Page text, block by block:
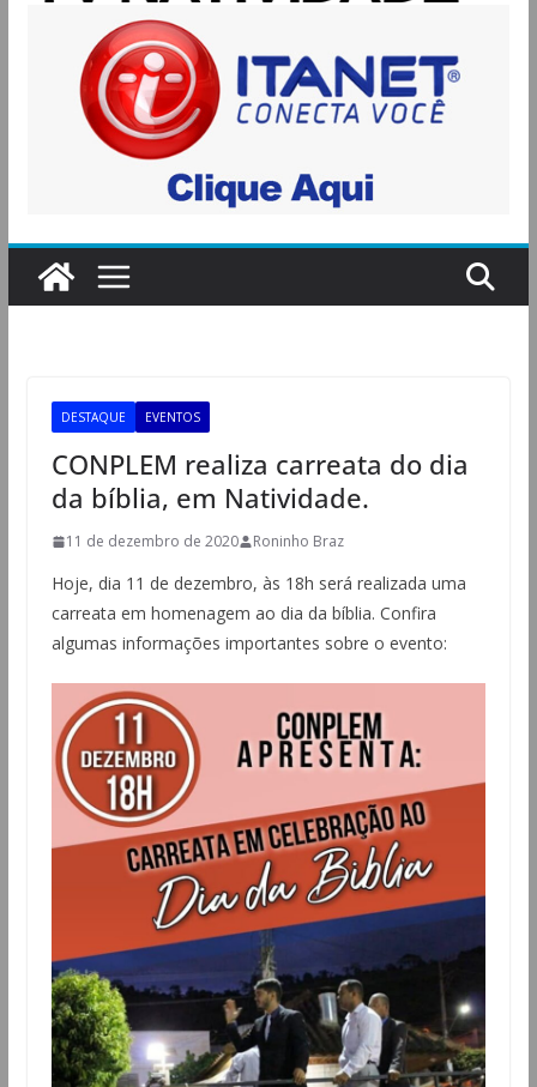
DESTAQUE EVENTOS
CONPLEM realiza carreata do dia
da bíblia, em Natividade.
11 de dezembro de 2020 Roninho Braz
Hoje, dia 11 de dezembro, às 18h será realizada uma
carreata em homenagem ao dia da bíblia. Confira
algumas informações importantes sobre o evento: